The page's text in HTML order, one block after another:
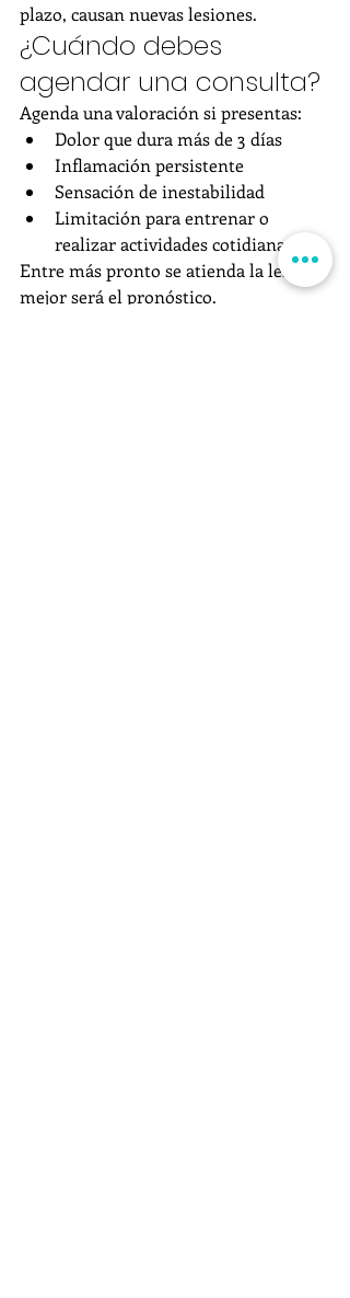
plazo, causan nuevas lesiones.
¿Cuándo debes
agendar una consulta?
Agenda una valoración si presentas:
Dolor que dura más de 3 días
Inflamación persistente
Sensación de inestabilidad
Limitación para entrenar o
realizar actividades cotidianas
Entre más pronto se atienda la lesión,
mejor será el pronóstico.